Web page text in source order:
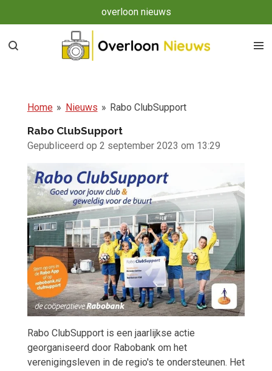
direct
naar
overloon nieuws
Home » Nieuws » Rabo ClubSupport
Rabo ClubSupport
Gepubliceerd op 2 september 2023 om 13:29
Rabo ClubSupport is een jaarlijkse actie
georganiseerd door Rabobank om het
verenigingsleven in de regio's te ondersteunen. Het